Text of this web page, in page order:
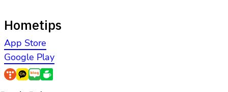
Hometips
App Store
Google Play